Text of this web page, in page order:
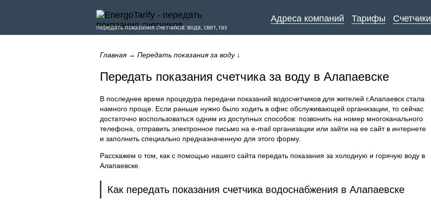
передать показания счетчиков: вода, свет, газ
Адреса компаний Тарифы Счетчики
Главная→ Передать показания за воду↓
Передать показания счетчика за воду в Алапаевске
В последнее время процедура передачи показаний водосчетчиков для жителей г.Алапаевск стала
намного проще. Если раньше нужно было ходить в офис обслуживающей организации, то сейчас
достаточно воспользоваться одним из доступных способов: позвонить на номер многоканального
телефона, отправить электронное письмо на e-mail организации или зайти на ее сайт в интернете
и заполнить специально предназначенную для этого форму.
Расскажем о том, как с помощью нашего сайта передать показания за холодную и горячую воду в
Алапаевске.
Как передать показания счетчика водоснабжения в Алапаевске